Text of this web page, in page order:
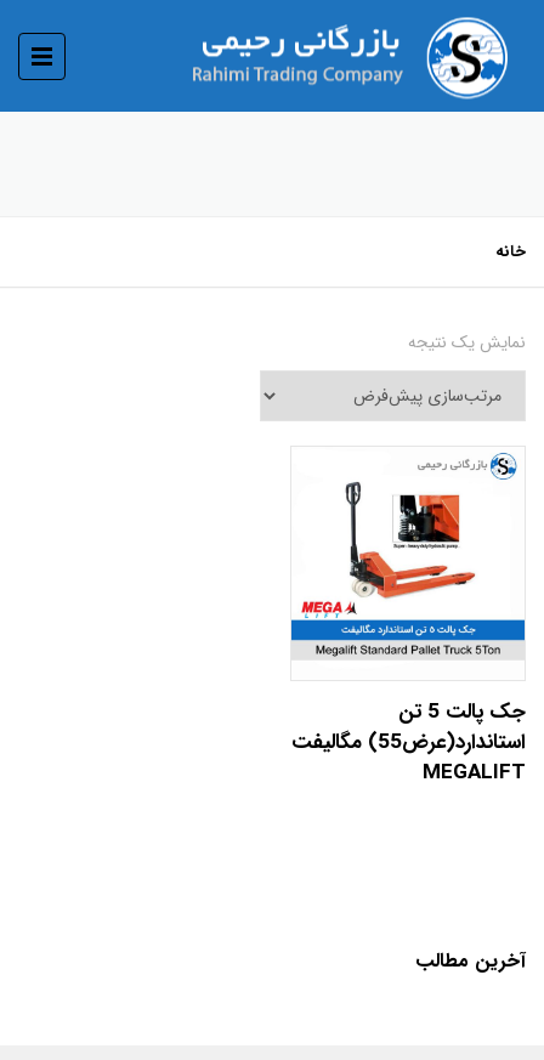
خانه
نمایش یک نتیجه
جک پالت 5 تن
استاندارد(عرض55) مگالیفت
MEGALIFT
آخرین مطالب